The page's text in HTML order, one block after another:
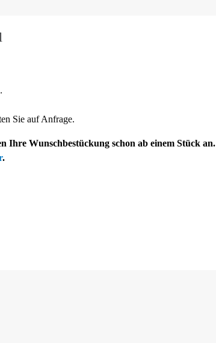
Sie auf Anfrage.
Ihre Wunschbestückung schon ab einem Stück an.
.